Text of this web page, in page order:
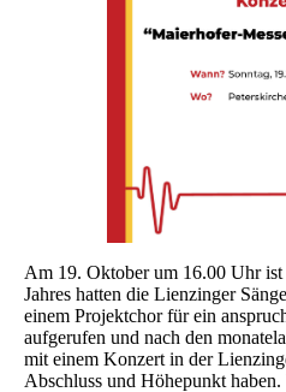
Am 19. Oktober um 16.00 Uhr
Jahres hatten die Lienzinger
einem Projektchor für ein
aufgerufen und nach den
mit einem Konzert in der
Abschluss und Höhepunkt